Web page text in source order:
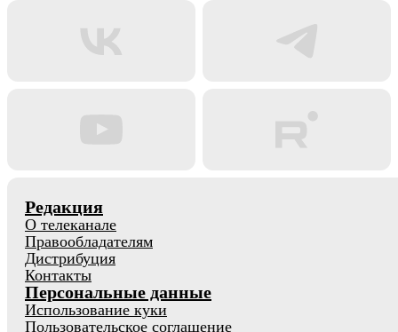
Редакция
О телеканале
Правообладателям
Дистрибуция
Контакты
Персональные данные
Использование куки
Пользовательское соглашение